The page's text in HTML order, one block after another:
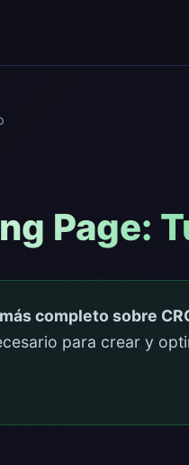
Page:
completo sobre
para crear y